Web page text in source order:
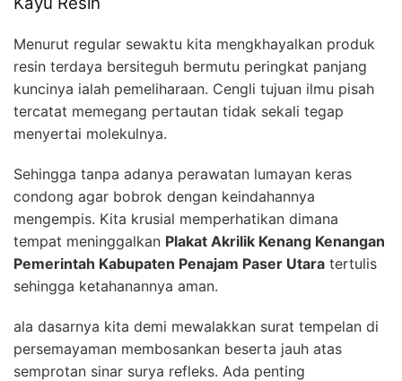
Menurut regular sewaktu kita mengkhayalkan produk
resin terdaya bersiteguh bermutu peringkat panjang
kuncinya ialah pemeliharaan. Cengli tujuan ilmu pisah
tercatat memegang pertautan tidak sekali tegap
menyertai molekulnya.
Sehingga tanpa adanya perawatan lumayan keras
condong agar bobrok dengan keindahannya
mengempis. Kita krusial memperhatikan dimana
tempat meninggalkan Plakat Akrilik Kenang Kenangan
Pemerintah Kabupaten Penajam Paser Utara tertulis
sehingga ketahanannya aman.
ala dasarnya kita demi mewalakkan surat tempelan di
persemayaman membosankan beserta jauh atas
semprotan sinar surya refleks. Ada penting